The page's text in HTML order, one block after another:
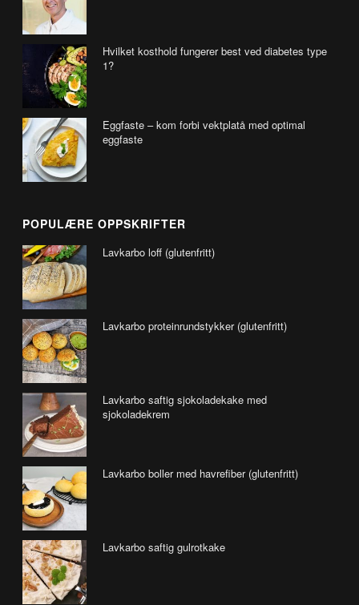
Hvilket kosthold fungerer best ved diabetes type
1?
Eggfaste – kom forbi vektplatå med optimal
eggfaste
POPULÆRE OPPSKRIFTER
Lavkarbo loff (glutenfritt)
Lavkarbo proteinrundstykker (glutenfritt)
Lavkarbo saftig sjokoladekake med
sjokoladekrem
Lavkarbo boller med havrefiber (glutenfritt)
Lavkarbo saftig gulrotkake